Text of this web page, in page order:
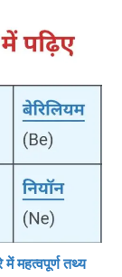
तथ्‍य